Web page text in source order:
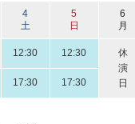
4
土
5
日
6
月
12:30 12:30
休
演
日
17:30 17:30